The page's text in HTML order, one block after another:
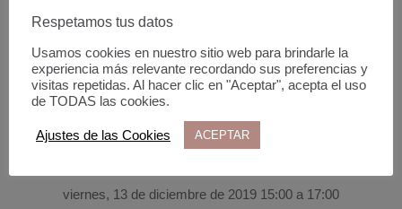
INSCRIPCIONES
viernes, 13 de diciembre de 2019 15:00 a 17:00
Respetamos tus datos
Usamos cookies en nuestro sitio web para brindarle la
experiencia más relevante recordando sus preferencias y
visitas repetidas. Al hacer clic en "Aceptar", acepta el uso
de TODAS las cookies.
Ajustes de las Cookies ACEPTAR